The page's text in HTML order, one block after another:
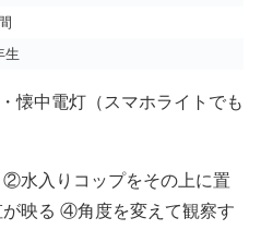
生
懐中電灯（スマホライトでも
水入りコップをその上に置
映る ④角度を変えて観察す